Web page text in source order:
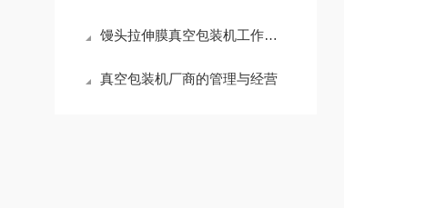
馒头拉伸膜真空包装机工作原理
真空包装机厂商的管理与经营